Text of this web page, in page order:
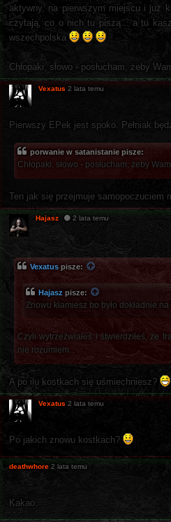
aktywny, na pierwszym miejscu i już
czytają, co o nich tu piszą... a tu
wszechpolska
Chłopaki, słowo - posłucham, żeby
Vexatus 2 lata temu
Pierwszy EPek jest spoko. Pełniak
porwanie w satanistanie pisze:
Chłopaki, słowo - posłucham, żeby
Ten jak się przejmuje samopoczuciem
Hajasz 2 lata temu
Vexatus pisze:
Hajasz pisze:
Znowu kłamiesz bo było dokładnie
Czyli wytrzeźwiałeś i stwierdziłeś, że
nie rozumiem...
A po ilu kostkach się uśmiechniesz?
Vexatus 2 lata temu
Po jakich znowu kostkach?
deathwhore 2 lata temu
Kakao.